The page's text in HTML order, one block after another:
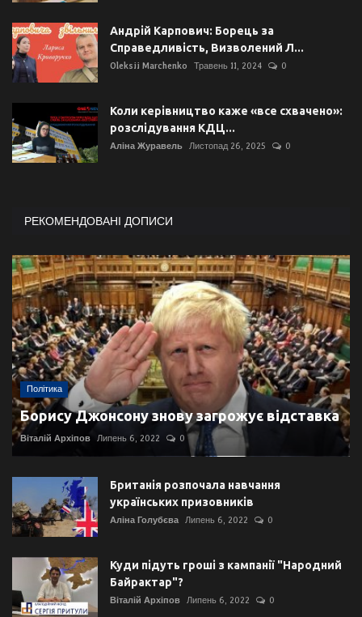
Андрій Карпович: Борець за
Справедливість, Визволений Л...
Oleksii Marchenko Травень 11, 2024 0
Коли керівництво каже «все схвачено»:
розслідування КДЦ...
Аліна Журавель Листопад 26, 2025 0
РЕКОМЕНДОВАНІ ДОПИСИ
Політика
Борису Джонсону знову загрожує відставка
Віталій Архіпов Липень 6, 2022 0
Британія розпочала навчання
українських призовників
Аліна Голубєва Липень 6, 2022 0
Куди підуть гроші з кампанії "Народний
Байрактар"?
Віталій Архіпов Липень 6, 2022 0